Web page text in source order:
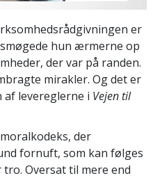
er
hun ærmerne op
der var på randen.
mirakler. Og det er
levereglerne i Vejen til
der
fornuft, som kan følges
Oversat til mere end